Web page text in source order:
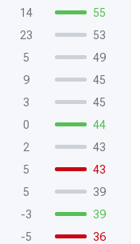
14
55
23
53
5
49
9
45
3
45
0
44
2
43
5
43
5
39
-3
39
-5
36